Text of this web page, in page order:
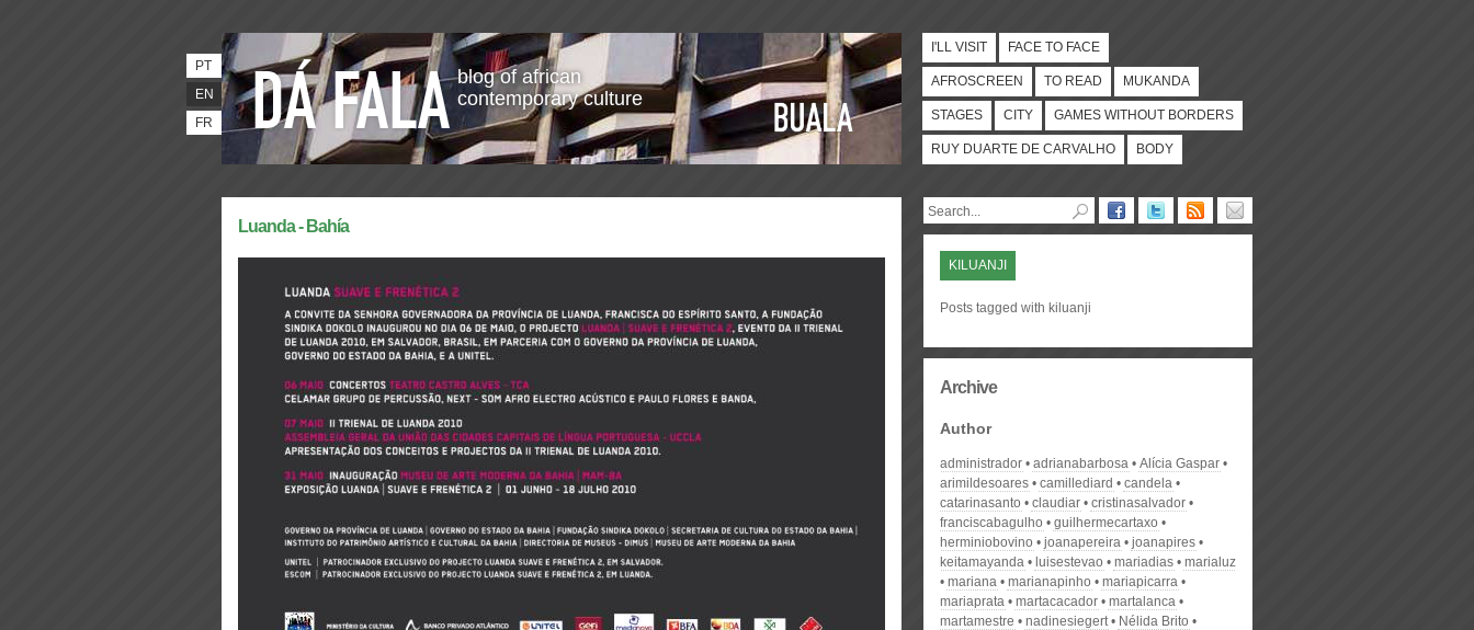
blog of african
contemporary culture
PT
EN
FR
I'LL VISIT FACE TO FACE
AFROSCREEN TO READ MUKANDA
STAGES CITY GAMES WITHOUT BORDERS
RUY DUARTE DE CARVALHO BODY
Luanda - Bahía
KILUANJI
Posts tagged with kiluanji
Archive
Author
administrador adrianabarbosa
Alícia Gaspar
arimildesoares
camillediard
candela
catarinasanto
claudiar
cristinasalvador
franciscabagulho
guilhermecartaxo
herminiobovino
joanapereira
joanapires
keitamayanda
luisestevao mariadias
marialuz
mariana
marianapinho
mariapicarra
mariaprata
martacacador
martalanca
martamestre
nadinesiegert
Nélida Brito